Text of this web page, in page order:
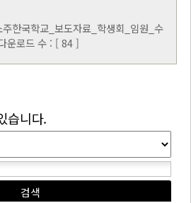
한국학교_보도자료_학생회_임원_수
로드 수 : [ 84 ]
습니다.